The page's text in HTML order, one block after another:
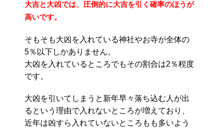
大吉と大凶では、圧倒的に大吉を引く確率のほうが
高いです。
そもそも大凶を入れている神社やお寺が全体の
5％以下しかありません。
大凶を入れているところでもその割合は2％程度
です。
大凶を引いてしまうと新年早々落ち込む人が出
るという理由で入れないところが増えており、
近年は凶すら入れていないところもも多いよう